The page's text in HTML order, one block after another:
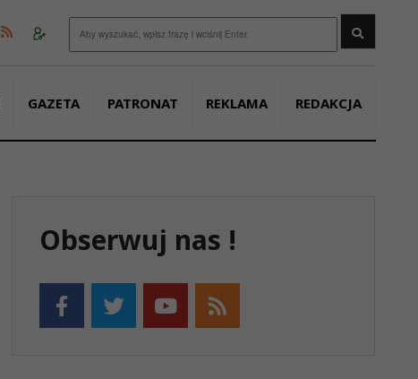
GAZETA PATRONAT REKLAMA REDAKCJA
Obserwuj nas !